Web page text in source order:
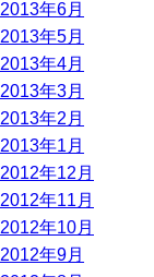
2013年6月
2013年5月
2013年4月
2013年3月
2013年2月
2013年1月
2012年12月
2012年11月
2012年10月
2012年9月